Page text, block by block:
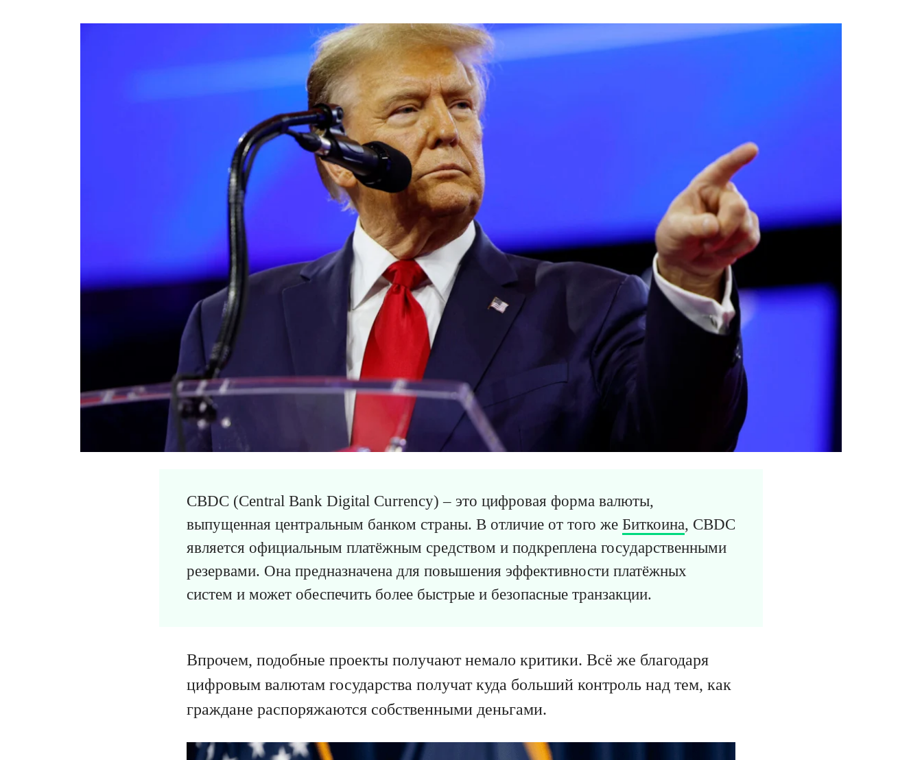
CBDC (Central Bank Digital Currency) – это цифровая форма валюты,
выпущенная центральным банком страны. В отличие от того же Биткоина, CBDC
является официальным платёжным средством и подкреплена государственными
резервами. Она предназначена для повышения эффективности платёжных
систем и может обеспечить более быстрые и безопасные транзакции.
Впрочем, подобные проекты получают немало критики. Всё же благодаря
цифровым валютам государства получат куда больший контроль над тем, как
граждане распоряжаются собственными деньгами.